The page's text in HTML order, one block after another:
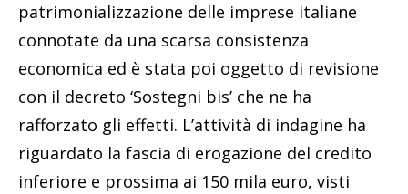
patrimonializzazione delle imprese italiane
connotate da una scarsa consistenza
economica ed è stata poi oggetto di revisione
con il decreto ‘Sostegni bis’ che ne ha
rafforzato gli effetti. L’attività di indagine ha
riguardato la fascia di erogazione del credito
inferiore e prossima ai 150 mila euro, visti